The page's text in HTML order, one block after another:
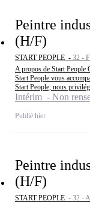
Peintre
(H/F)
START PEOPLE - 32 -
A propos de Start
Start People vous
Start People, nous
Intérim - Non
Publié hier
Peintre
(H/F)
START PEOPLE - 32 -